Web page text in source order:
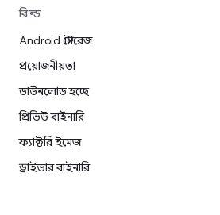
বিল্ড
Android স্টোরেজ
প্রয়োজনীয়তা
ডাউনলোড হচ্ছে
প্রিভিউ বাইনারি
ফ্যাক্টরি ইমেজ
ড্রাইভার বাইনারি